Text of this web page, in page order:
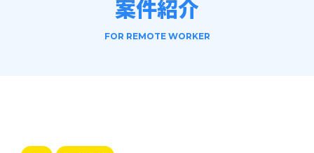
案件紹介
FOR REMOTE WORKER